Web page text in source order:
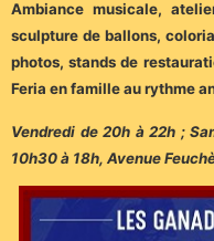
Ambiance musicale,
sculpture de ballons,
photos, stands de
Feria en famille au rythme
Vendredi de 20h à 22h ;
10h30 à 18h, Avenue